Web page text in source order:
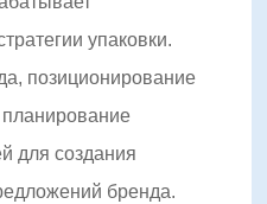
на рынке через
интеллектуальные
решения.
глубоко развивать
обновление и
упаковки.
позиционирование
для создания
бренда.